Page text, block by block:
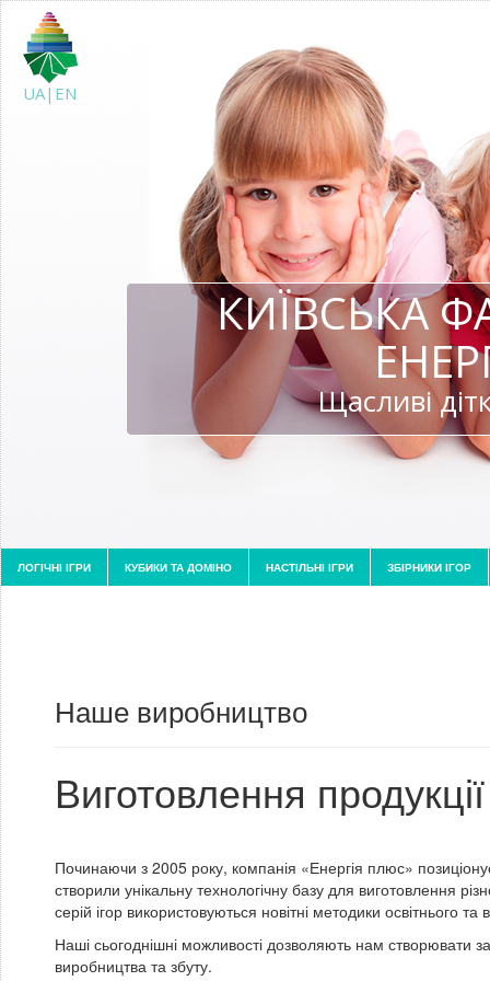
UA|EN
КИЇВСЬКА
Щасливі
ЛОГІЧНІ ІГРИ КУБИКИ ТА ДОМІНО НАСТІЛЬНІ ІГРИ ЗБІРНИКИ ІГОР
Наше виробництво
Виготовлення продукції
Починаючи з 2005 року, компанія «Енергія плюс»
створили унікальну технологічну базу для виготовлення
серій ігор використовуються новітні методики освітнього
Наші сьогоднішні можливості дозволяють нам створювати
виробництва та збуту.